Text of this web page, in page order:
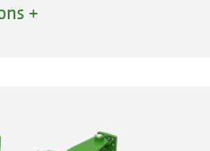
descente de la
+